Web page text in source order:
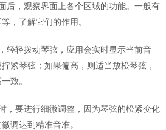
后，观察界面上各个区域的功能。一般有
，了解它们的作用。
轻轻拨动琴弦，应用会实时显示当前音
紧琴弦；如果偏高，则适当放松琴弦，
致。
，要进行细微调整，因为琴弦的松紧变化
调达到精准音准。